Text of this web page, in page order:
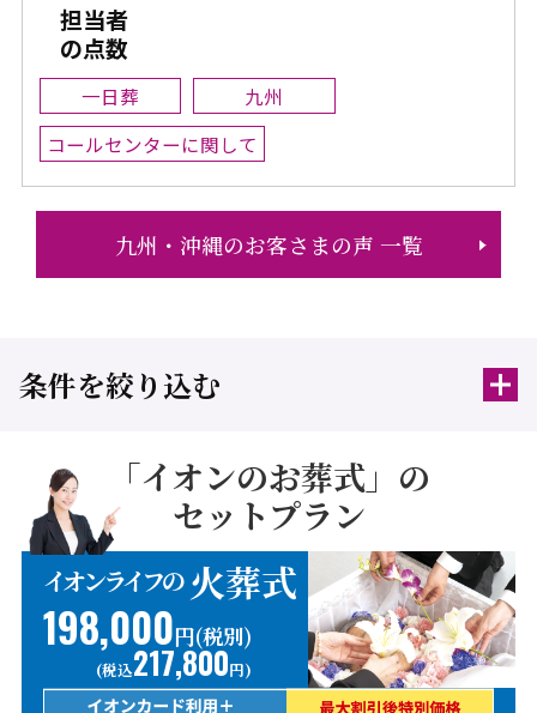
担当者
の点数
一日葬
九州
コールセンターに関して
九州・沖縄のお客さまの声 一覧
条件を絞り込む
「イオンのお葬式」の
セットプラン
イオンライフの 火葬式
198,000円(税別)
(税込217,800円)